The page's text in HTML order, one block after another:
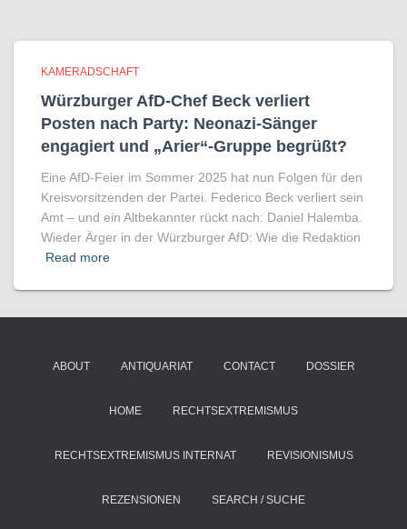
KAMERADSCHAFT
Würzburger AfD-Chef Beck verliert
Posten nach Party: Neonazi-Sänger
engagiert und „Arier“-Gruppe begrüßt?
Eine AfD-Feier im Sommer 2025 hat nun Folgen für den
Kreisvorsitzenden der Partei. Federico Beck verliert sein
Amt – und ein Altbekannter rückt nach: Daniel Halemba.
Wieder Ärger in der Würzburger AfD: Wie die Redaktion
Read more
ABOUT ANTIQUARIAT CONTACT DOSSIER
HOME RECHTSEXTREMISMUS
RECHTSEXTREMISMUS INTERNAT REVISIONISMUS
REZENSIONEN SEARCH / SUCHE